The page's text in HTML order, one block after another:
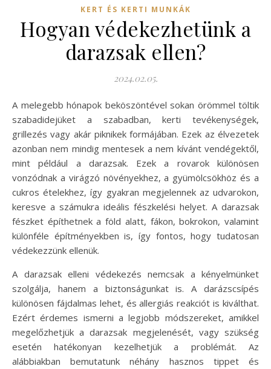
KERT ÉS KERTI MUNKÁK
Hogyan védekezhetünk a
darazsak ellen?
2024.02.05.
A melegebb hónapok beköszöntével sokan örömmel töltik
szabadidejüket a szabadban, kerti tevékenységek,
grillezés vagy akár piknikek formájában. Ezek az élvezetek
azonban nem mindig mentesek a nem kívánt vendégektől,
mint például a darazsak. Ezek a rovarok különösen
vonzódnak a virágzó növényekhez, a gyümölcsökhöz és a
cukros ételekhez, így gyakran megjelennek az udvarokon,
keresve a számukra ideális fészkelési helyet. A darazsak
fészket építhetnek a föld alatt, fákon, bokrokon, valamint
különféle építményekben is, így fontos, hogy tudatosan
védekezzünk ellenük.
A darazsak elleni védekezés nemcsak a kényelmünket
szolgálja, hanem a biztonságunkat is. A darázscsípés
különösen fájdalmas lehet, és allergiás reakciót is kiválthat.
Ezért érdemes ismerni a legjobb módszereket, amikkel
megelőzhetjük a darazsak megjelenését, vagy szükség
esetén hatékonyan kezelhetjük a problémát. Az
alábbiakban bemutatunk néhány hasznos tippet és